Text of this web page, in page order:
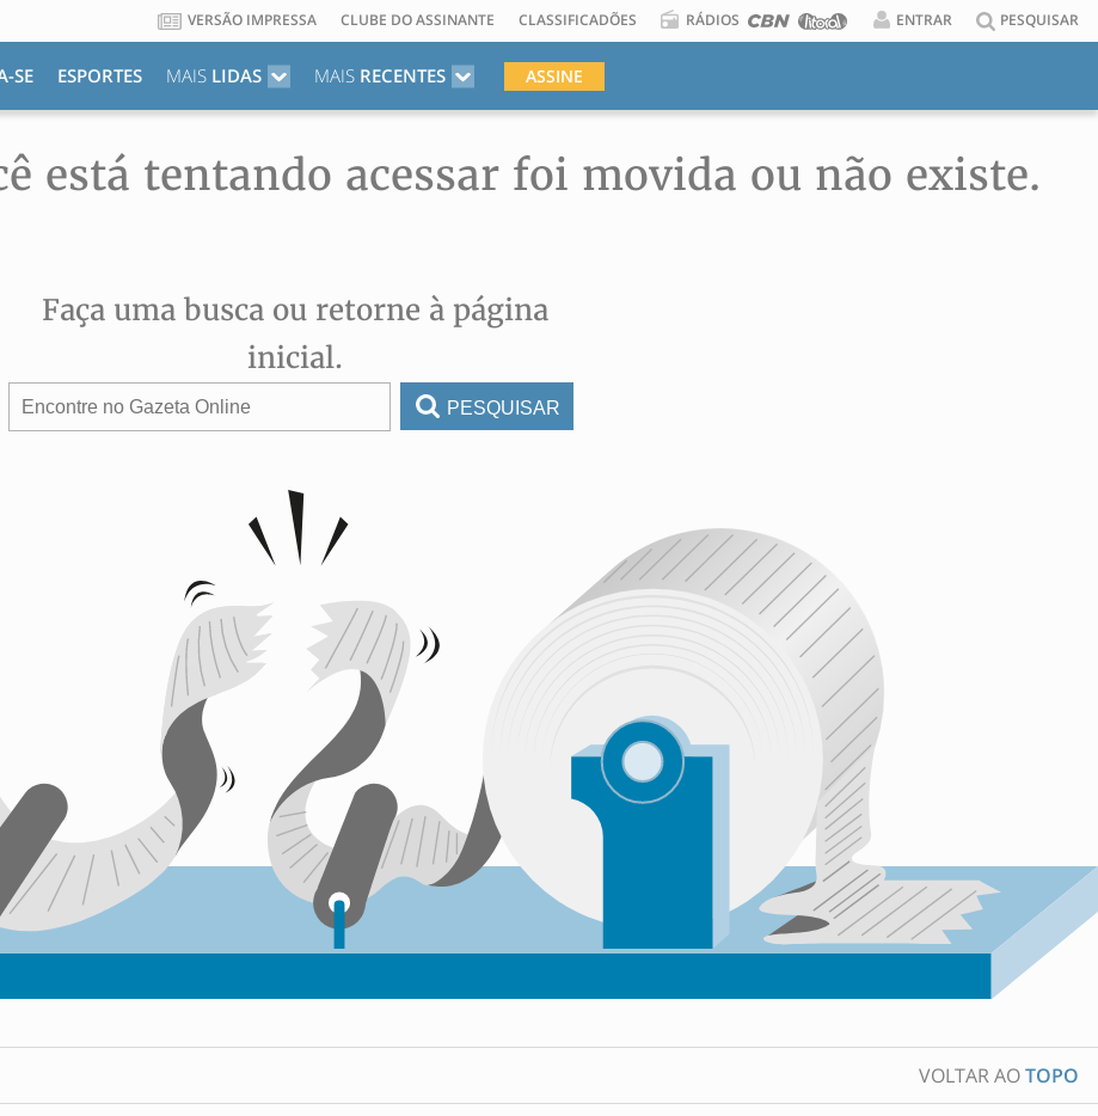
VERSÃO IMPRESSA CLUBE DO ASSINANTE CLASSIFICADÕES RÁDIOS ENTRAR PESQUISAR
SE ESPORTES MAISLIDAS MAISRECENTES ASSINE
está tentando acessar foi movida ou não existe.
Faça uma busca ou retorne à página
inicial.
PESQUISAR
VOLTAR AOTOPO